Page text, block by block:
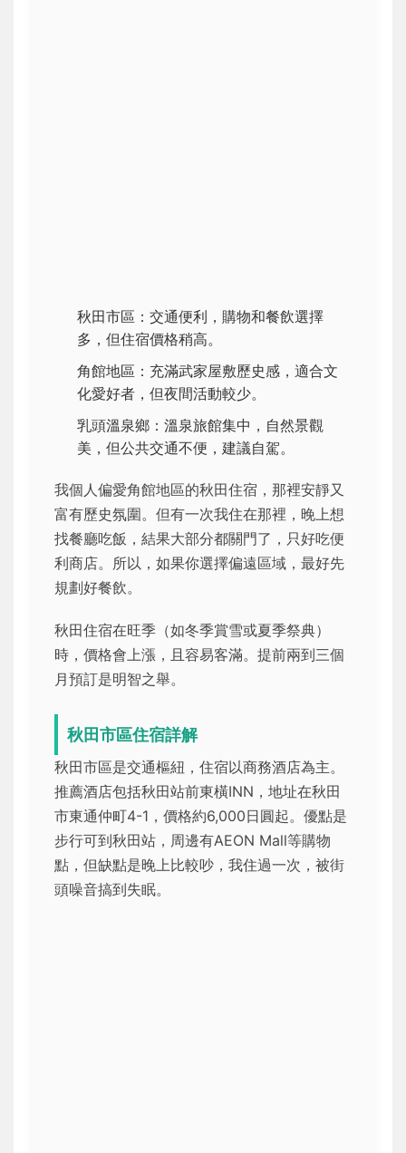
秋田市區：交通便利，購物和餐飲選擇
多，但住宿價格稍高。
角館地區：充滿武家屋敷歷史感，適合文
化愛好者，但夜間活動較少。
乳頭溫泉鄉：溫泉旅館集中，自然景觀
美，但公共交通不便，建議自駕。
我個人偏愛角館地區的秋田住宿，那裡安靜又
富有歷史氛圍。但有一次我住在那裡，晚上想
找餐廳吃飯，結果大部分都關門了，只好吃便
利商店。所以，如果你選擇偏遠區域，最好先
規劃好餐飲。
秋田住宿在旺季（如冬季賞雪或夏季祭典）
時，價格會上漲，且容易客滿。提前兩到三個
月預訂是明智之舉。
秋田市區住宿詳解
秋田市區是交通樞紐，住宿以商務酒店為主。
推薦酒店包括秋田站前東橫INN，地址在秋田
市東通仲町4-1，價格約6,000日圓起。優點是
步行可到秋田站，周邊有AEON Mall等購物
點，但缺點是晚上比較吵，我住過一次，被街
頭噪音搞到失眠。